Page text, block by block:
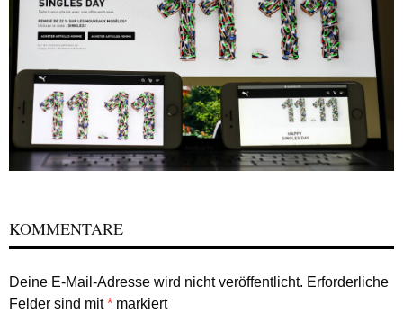
KOMMENTARE
Deine E-Mail-Adresse wird nicht veröffentlicht. Erforderliche
Felder sind mit* markiert